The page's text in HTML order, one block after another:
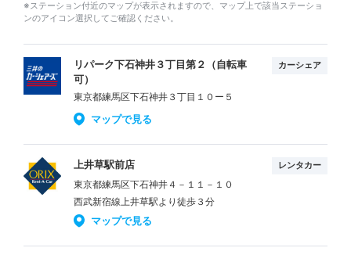
※ステーション付近のマップが表示されますので、マップ上で該当ステーショ
ンのアイコン選択してご確認ください。
リパーク下石神井３丁目第２（自転車
可）
カーシェア
東京都練馬区下石神井３丁目１０ー５
マップで見る
上井草駅前店 レンタカー
東京都練馬区下石神井４－１１－１０
西武新宿線上井草駅より徒歩３分
マップで見る
アプリの使い方